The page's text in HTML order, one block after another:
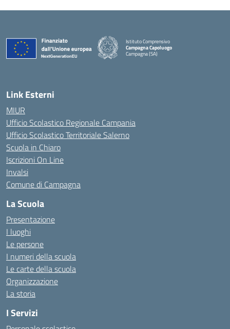
Istituto Comprensivo
Campagna Capoluogo
Campagna (SA)
Link Esterni
MIUR
Ufficio Scolastico Regionale Campania
Ufficio Scolastico Territoriale Salerno
Scuola in Chiaro
Iscrizioni On Line
Invalsi
Comune di Campagna
La Scuola
Presentazione
I luoghi
Le persone
I numeri della scuola
Le carte della scuola
Organizzazione
La storia
I Servizi